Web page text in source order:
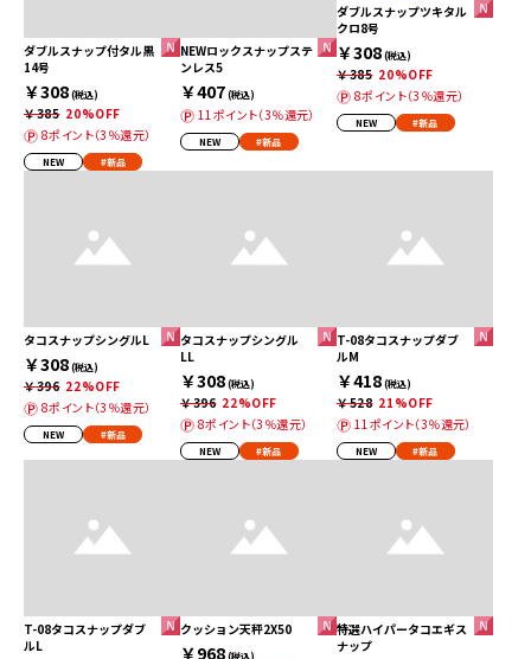
ダブルスナップ付タル黒
14号
￥308(税込)
￥385 20%OFF
8ポイント（3％還元）
NEW #新品
NEWロックスナップステ
ンレス5
￥407(税込)
11ポイント（3％還元）
NEW #新品
ダブルスナップツキタル
クロ8号
￥308(税込)
￥385 20%OFF
8ポイント（3％還元）
NEW #新品
タコスナップシングルL
￥308(税込)
￥396 22%OFF
8ポイント（3％還元）
NEW #新品
タコスナップシングル
LL
￥308(税込)
￥396 22%OFF
8ポイント（3％還元）
NEW #新品
T-08タコスナップダブ
ルM
￥418(税込)
￥528 21%OFF
11ポイント（3％還元）
NEW #新品
T-08タコスナップダブ
ルL
クッション天秤2X50
￥968(税込)
特選ハイパータコエギス
ナップ